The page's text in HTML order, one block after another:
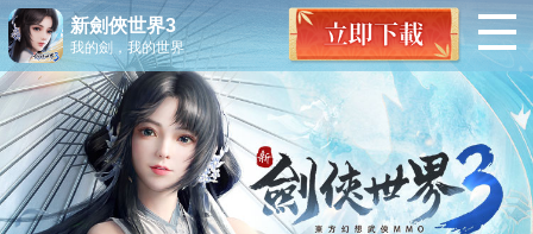
新劍俠世界3
我的劍，我的世界